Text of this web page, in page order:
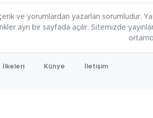
ve yorumlardan yazarları sorumludur.
ayrı bir sayfada açılır. Sitemizde
İlkeleri Künye İletişim